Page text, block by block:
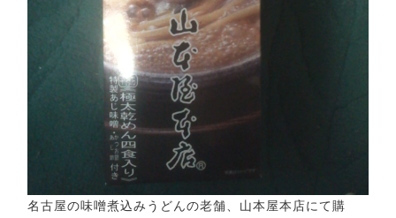
名古屋の味噌煮込みうどんの老舗、山本屋本店にて購